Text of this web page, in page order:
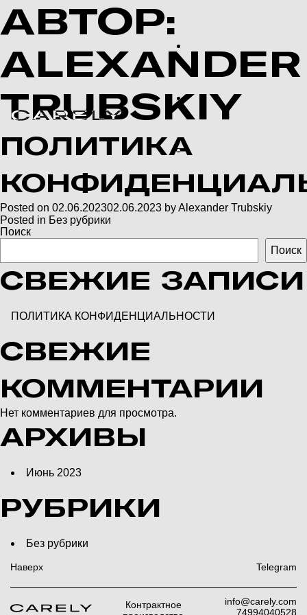
OEM производство
Программа лояльности
АВТОР:
ALEXANDER
TRUBSKIY
ПОЛИТИКА
Posted on 02.06.202302.06.2023 byAlexander Trubskiy
Posted in Без рубрики
Поиск
Поиск
СВЕЖИЕ ЗАПИСИ
ПОЛИТИКА КОНФИДЕНЦИАЛЬНОСТИ
СВЕЖИЕ
КОММЕНТАРИИ
Нет комментариев для просмотра.
АРХИВЫ
Июнь 2023
РУБРИКИ
Без рубрики
Наверх Telegram
Контрактное
info@carely.com
74994040528